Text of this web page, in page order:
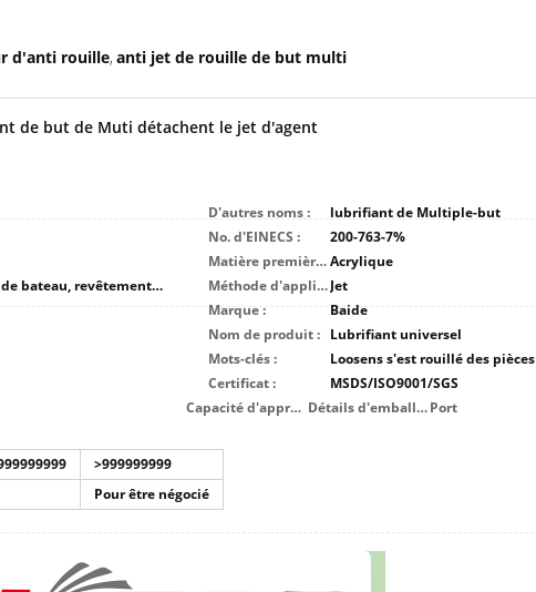
d'anti rouille, anti jet de rouille de but multi
de but de Muti détachent le jet d'agent
D'autres noms :
lubrifiant de Multiple-but
No. d'EINECS :
200-763-7%
Matière première principale :Acrylique
Peinture d'appareils, peinture de bateau, revêtement de construction, peinture de voiture, vernis isolant électrique, peinture de meubles, revêtement de papier, revêtement en plastique, peinture de marquage routier, revêtement en caoutchouc Méthode d'application :Jet
Marque :
Baide
Nom de produit : Lubrifiant universel
Mots-clés :
Loosens s'est rouillé des pièces
Certificat :
MSDS/ISO9001/SGS
Capacité d'approvisionnement : Détails d'emballagePort
>999999999
Pour être négocié